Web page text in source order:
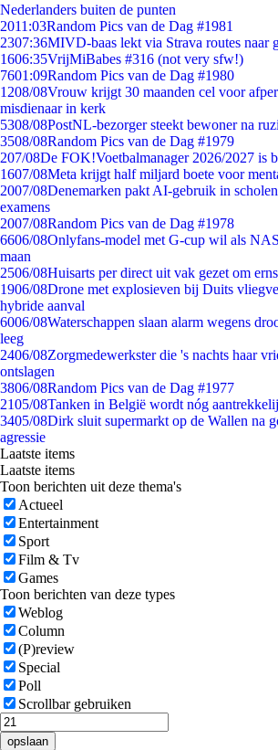
Nederlanders buiten de punten
2011:03Random Pics van de Dag #1981
2307:36MIVD-baas lekt via Strava routes naar
1606:35VrijMiBabes #316 (not very sfw!)
7601:09Random Pics van de Dag #1980
1208/08Vrouw krijgt 30 maanden cel voor
misdienaar in kerk
5308/08PostNL-bezorger steekt bewoner na
3508/08Random Pics van de Dag #1979
207/08De FOK!Voetbalmanager 2026/2027 is
1607/08Meta krijgt half miljard boete voor
2007/08Denemarken pakt AI-gebruik in
examens
2007/08Random Pics van de Dag #1978
6606/08Onlyfans-model met G-cup wil als
maan
2506/08Huisarts per direct uit vak gezet om
1906/08Drone met explosieven bij Duits
hybride aanval
6006/08Waterschappen slaan alarm wegens
leeg
2406/08Zorgmedewerkster die 's nachts haar
ontslagen
3806/08Random Pics van de Dag #1977
2105/08Tanken in België wordt nóg
3405/08Dirk sluit supermarkt op de Wallen na
agressie
Laatste items
Laatste items
Toon berichten uit deze thema's
Actueel
Entertainment
Sport
Film & Tv
Games
Toon berichten van deze types
Weblog
Column
(P)review
Special
Poll
Scrollbar gebruiken
opslaan